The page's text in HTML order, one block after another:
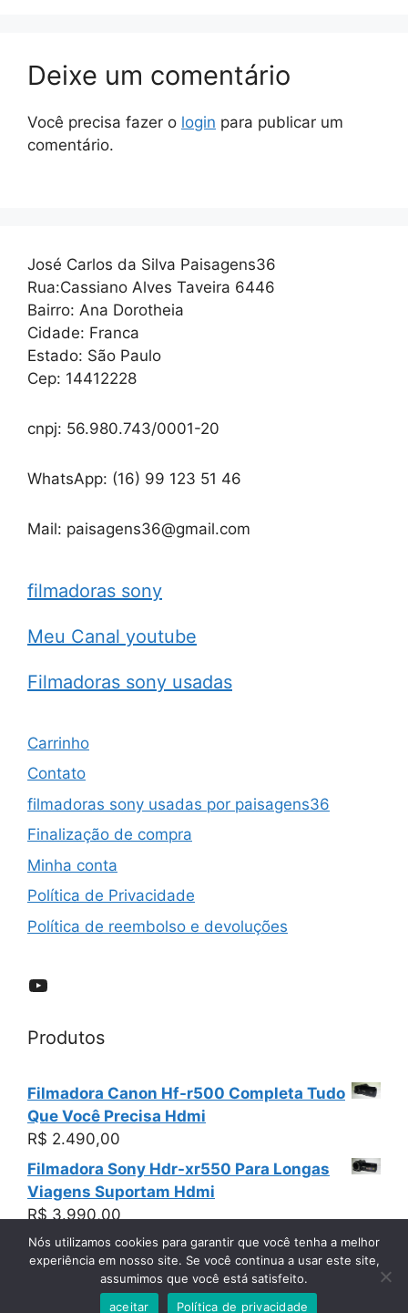
Deixe um comentário
Você precisa fazer o login para publicar um
comentário.
José Carlos da Silva Paisagens36
Rua:Cassiano Alves Taveira 6446
Bairro: Ana Dorotheia
Cidade: Franca
Estado: São Paulo
Cep: 14412228
cnpj: 56.980.743/0001-20
WhatsApp: (16) 99 123 51 46
Mail: paisagens36@gmail.com
filmadoras sony
Meu Canal youtube
Filmadoras sony usadas
Carrinho
Contato
filmadoras sony usadas por paisagens36
Finalização de compra
Minha conta
Política de Privacidade
Política de reembolso e devoluções
YouTube
Produtos
Filmadora Canon Hf-r500 Completa Tudo
Que Você Precisa Hdmi
R$ 2.490,00
Filmadora Sony Hdr-xr550 Para Longas
Viagens Suportam Hdmi
R$ 3.990,00
© 2026 Filmadoras Usadas Sony Panasonic Canon hd
e 4k• Built withGeneratePress
Nós utilizamos cookies para garantir que você tenha a melhor
experiência em nosso site. Se você continua a usar este site,
assumimos que você está satisfeito.
aceitar
Política de privacidade